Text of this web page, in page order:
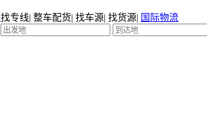
找专线| 整车配货| 找车源| 找货源| 国际物流